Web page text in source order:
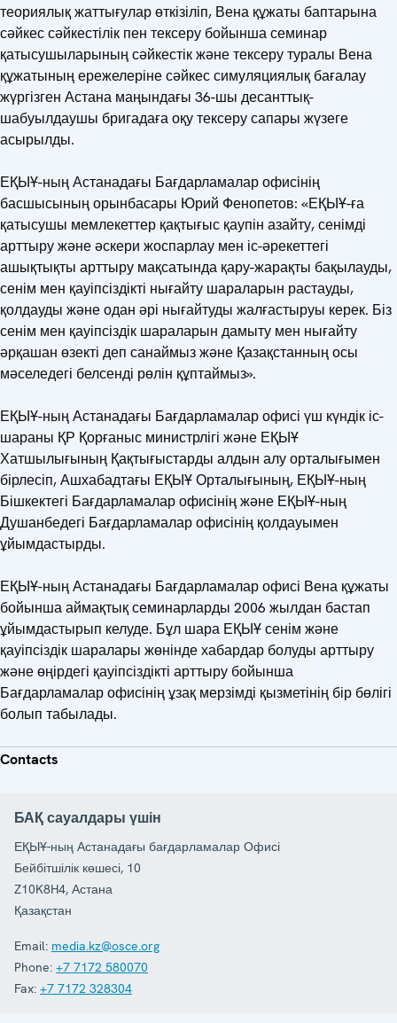
теориялық жаттығулар өткізіліп, Вена құжаты баптарына
сәйкес сәйкестілік пен тексеру бойынша семинар
қатысушыларының сәйкестік және тексеру туралы Вена
құжатының ережелеріне сәйкес симуляциялық бағалау
жүргізген Астана маңындағы 36-шы десанттық-
шабуылдаушы бригадаға оқу тексеру сапары жүзеге
асырылды.
ЕҚЫҰ-ның Астанадағы Бағдарламалар офисінің
басшысының орынбасары Юрий Фенопетов: «ЕҚЫҰ-ға
қатысушы мемлекеттер қақтығыс қаупін азайту, сенімді
арттыру және әскери жоспарлау мен іс-әрекеттегі
ашықтықты арттыру мақсатында қару-жарақты бақылауды,
сенім мен қауіпсіздікті нығайту шараларын растауды,
қолдауды және одан әрі нығайтуды жалғастыруы керек. Біз
сенім мен қауіпсіздік шараларын дамыту мен нығайту
әрқашан өзекті деп санаймыз және Қазақстанның осы
мәселедегі белсенді рөлін құптаймыз».
ЕҚЫҰ-ның Астанадағы Бағдарламалар офисі үш күндік іс-
шараны ҚР Қорғаныс министрлігі және ЕҚЫҰ
Хатшылығының Қақтығыстарды алдын алу орталығымен
бірлесіп, Ашхабадтағы ЕҚЫҰ Орталығының, ЕҚЫҰ-ның
Бішкектегі Бағдарламалар офисінің және ЕҚЫҰ-ның
Душанбедегі Бағдарламалар офисінің қолдауымен
ұйымдастырды.
ЕҚЫҰ-ның Астанадағы Бағдарламалар офисі Вена құжаты
бойынша аймақтық семинарларды 2006 жылдан бастап
ұйымдастырып келуде. Бұл шара ЕҚЫҰ сенім және
қауіпсіздік шаралары жөнінде хабардар болуды арттыру
және өңірдегі қауіпсіздікті арттыру бойынша
Бағдарламалар офисінің ұзақ мерзімді қызметінің бір бөлігі
болып табылады.
Contacts
БАҚ сауалдары үшін
ЕҚЫҰ-ның Астанадағы бағдарламалар Офисі
Бейбітшілік көшесі, 10
Z10K8H4, Астана
Қазақстан
Email: media.kz@osce.org
Phone: +7 7172 580070
Fax: +7 7172 328304